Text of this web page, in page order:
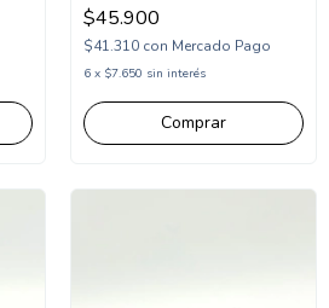
(WK273TO)
$45.900
$41.310 con Mercado Pago
6 x $7.650 sin interés
Comprar